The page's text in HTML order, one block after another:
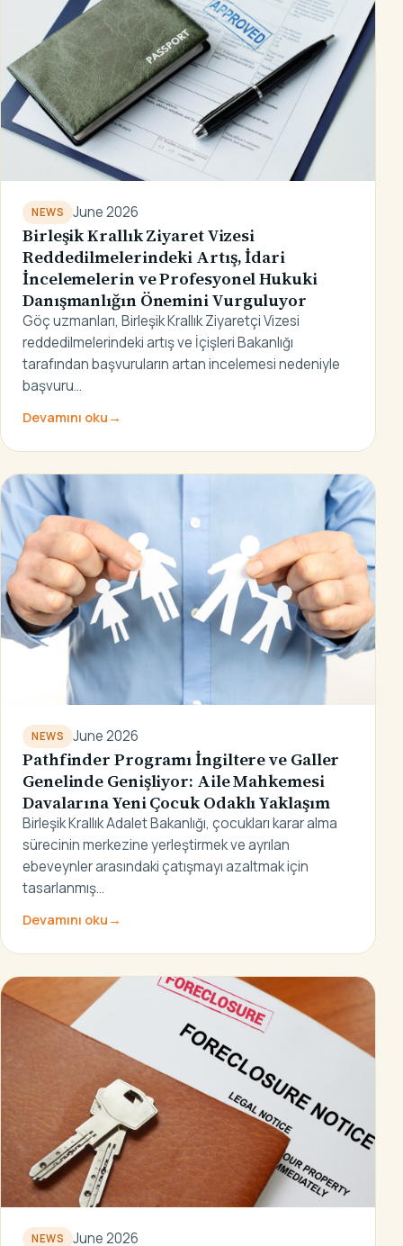
NEWS June 2026
Birleşik Krallık Ziyaret Vizesi
Reddedilmelerindeki Artış, İdari
İncelemelerin ve Profesyonel Hukuki
Danışmanlığın Önemini Vurguluyor
Göç uzmanları, Birleşik Krallık Ziyaretçi Vizesi
reddedilmelerindeki artış ve İçişleri Bakanlığı
tarafından başvuruların artan incelemesi nedeniyle
başvuru…
Devamını oku →
NEWS June 2026
Pathfinder Programı İngiltere ve Galler
Genelinde Genişliyor: Aile Mahkemesi
Davalarına Yeni Çocuk Odaklı Yaklaşım
Birleşik Krallık Adalet Bakanlığı, çocukları karar alma
sürecinin merkezine yerleştirmek ve ayrılan
ebeveynler arasındaki çatışmayı azaltmak için
tasarlanmış…
Devamını oku →
NEWS June 2026